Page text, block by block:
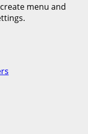
menu and